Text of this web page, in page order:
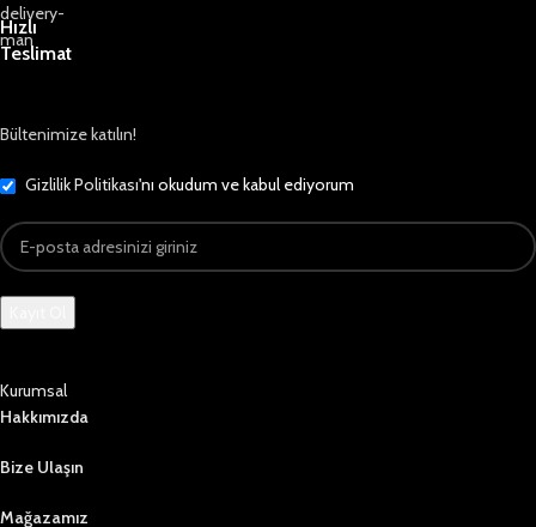
Hızlı
Teslimat
Bültenimize katılın!
Gizlilik Politikası'nı okudum ve kabul ediyorum
Kurumsal
Hakkımızda
Bize Ulaşın
Mağazamız